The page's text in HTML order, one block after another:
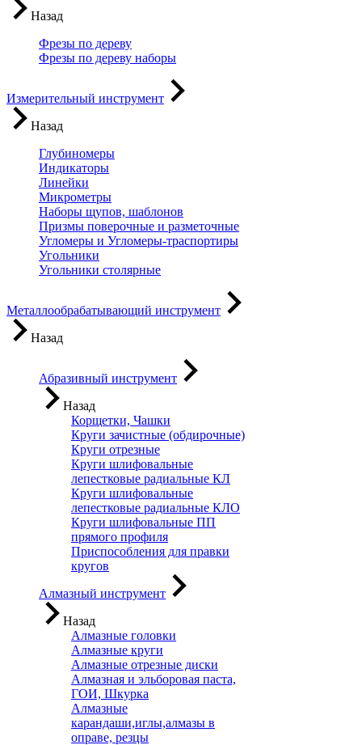
Назад
Фрезы по дереву
Фрезы по дереву наборы
Измерительный инструмент
Назад
Глубиномеры
Индикаторы
Линейки
Микрометры
Наборы щупов, шаблонов
Призмы поверочные и разметочные
Угломеры и Угломеры-траспортиры
Угольники
Угольники столярные
Металлообрабатывающий инструмент
Назад
Абразивный инструмент
Назад
Корщетки, Чашки
Круги зачистные (обдирочные)
Круги отрезные
Круги шлифовальные
лепестковые радиальные КЛ
Круги шлифовальные
лепестковые радиальные КЛО
Круги шлифовальные ПП
прямого профиля
Приспособления для правки
кругов
Алмазный инструмент
Назад
Алмазные головки
Алмазные круги
Алмазные отрезные диски
Алмазная и эльборовая паста,
ГОИ, Шкурка
Алмазные
карандаши,иглы,алмазы в
оправе, резцы